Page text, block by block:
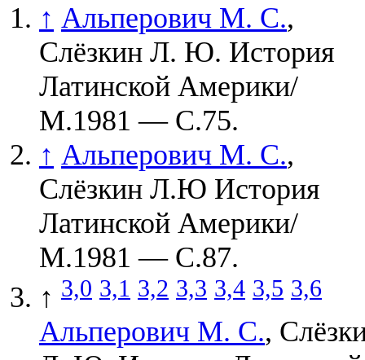
↑ Альперович М. С.,
Слёзкин Л. Ю. История
Латинской Америки/
М.1981 — С.75.
↑ Альперович М. С.,
Слёзкин Л.Ю История
Латинской Америки/
М.1981 — С.87.
↑ 3,0 3,1 3,2 3,3 3,4 3,5 3,6
Альперович М. С.,